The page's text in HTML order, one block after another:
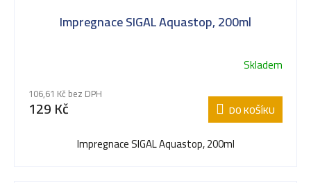
Impregnace SIGAL Aquastop, 200ml
Skladem
106,61 Kč bez DPH
129 Kč DO KOŠÍKU
Impregnace SIGAL Aquastop, 200ml